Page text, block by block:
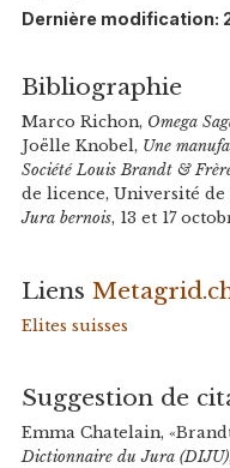
Dernière modification:
Bibliographie
Marco Richon, Omega
Joëlle Knobel, Une
Société Louis Brandt &
de licence, Université de
Jura bernois, 13 et 17
Liens
Elites suisses
Suggestion de
Emma Chatelain,
Dictionnaire du Jura (DIJU),